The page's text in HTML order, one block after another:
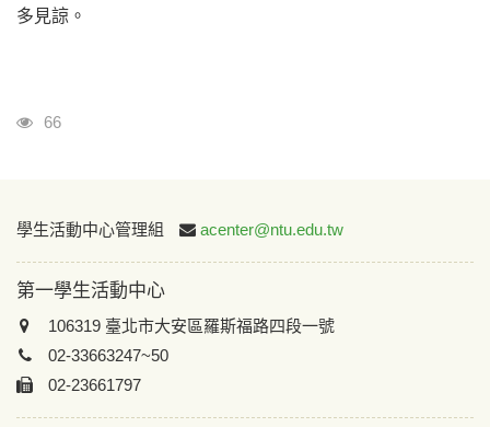
多見諒。
瀏覽人次
66
:::
學生活動中心管理組 acenter@ntu.edu.tw
第一學生活動中心
106319 臺北市大安區羅斯福路四段一號
02-33663247~50
02-23661797